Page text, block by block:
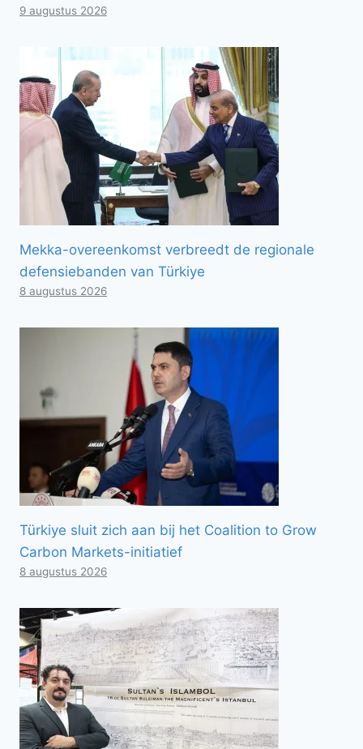
9 augustus 2026
Mekka-overeenkomst verbreedt de regionale
defensiebanden van Türkiye
8 augustus 2026
Türkiye sluit zich aan bij het Coalition to Grow
Carbon Markets-initiatief
8 augustus 2026